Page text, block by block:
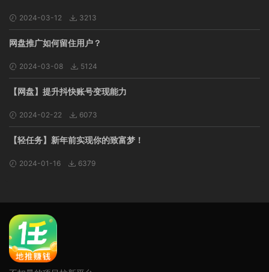
2024-03-12 3213
网盘推广如何留住用户？
2024-03-08 5124
【网盘】提升抖快账号变现能力
2024-02-22 6073
【轻任务】新年前实现你的致富梦！
2024-01-16 6379